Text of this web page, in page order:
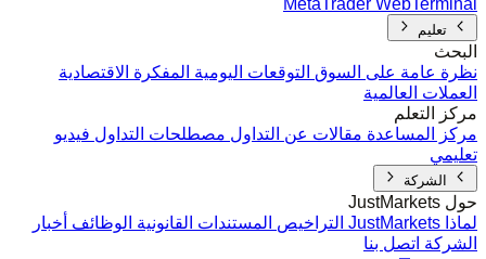
MetaTrader WebTerminal
تعليم
البحث
نظرة عامة على السوق التوقعات اليومية المفكرة الاقتصادية
العملات العالمية
مركز التعلم
مركز المساعدة مقالات عن التداول مصطلحات التداول فيديو
تعليمي
الشركة
حول JustMarkets
لماذا JustMarkets
التراخيص المستندات القانونية الوظائف أخبار
الشركة اتصل بنا